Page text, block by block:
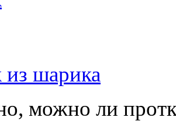
шарика
можно ли